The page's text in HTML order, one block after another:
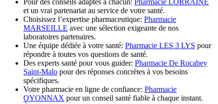
Pour des conseils adaptés à chacun: Pharmacie LORRAINE
et un vrai partenariat au service de votre santé.
Choisissez l’expertise pharmaceutique: Pharmacie
MARSEILLE avec une sélection exigeante de nos
laboratoires partenaires.
Une équipe dédiée à votre santé: Pharmacie LES 3 LYS pour
répondre à toutes vos questions de santé.
Des experts santé pour vous guider: Pharmacie De Rocabey
Saint-Malo pour des réponses concrètes à vos besoins
spécifiques.
Votre pharmacie en ligne de confiance: Pharmacie
OYONNAX pour un conseil santé fiable à chaque instant.